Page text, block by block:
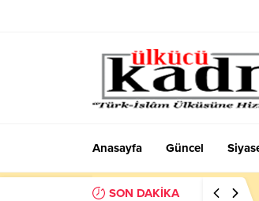
Anasayfa Güncel
SON DAKİKA